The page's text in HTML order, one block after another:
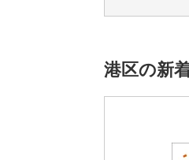
＊平日週5日
＊8:50～
港区の新